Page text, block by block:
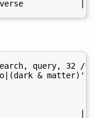
query, 32 /
& matter)')
|